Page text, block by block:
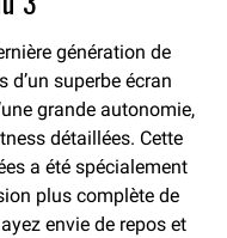
génération de
d’un superbe écran
grande autonomie,
détaillées. Cette
a été spécialement
plus complète de
envie de repos et